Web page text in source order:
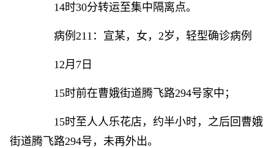
14时30分转运至集中隔离点。
病例211：宣某，女，2岁，轻型确诊病例
12月7日
15时前在曹娥街道腾飞路294号家中；
15时至人人乐花店，约半小时，之后回曹娥
街道腾飞路294号，未再外出。